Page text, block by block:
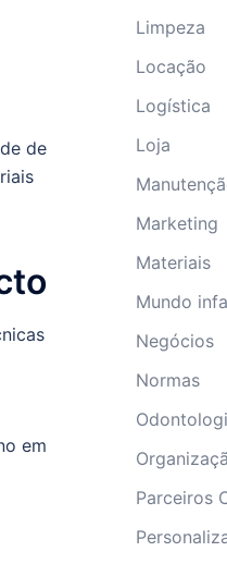
de
em
Limpeza
Locação
Logística
Loja
Marketing
Materiais
Mundo
Negócios
Normas
Parceiros